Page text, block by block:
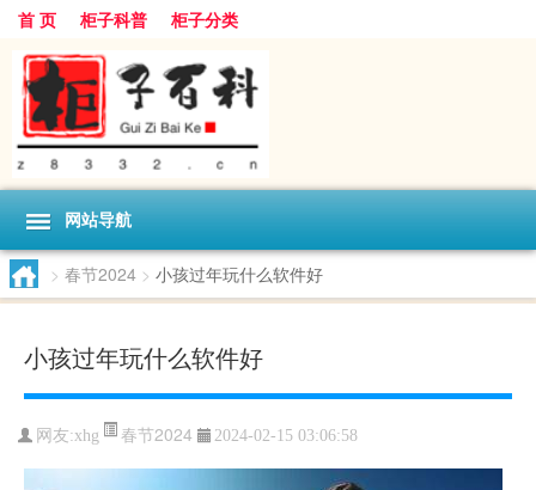
首 页 柜子科普 柜子分类
网站导航
> 春节2024 > 小孩过年玩什么软件好
小孩过年玩什么软件好
网友:xhg 春节2024 2024-02-15 03:06:58